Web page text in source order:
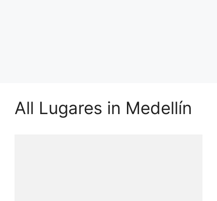
All Lugares in Medellín